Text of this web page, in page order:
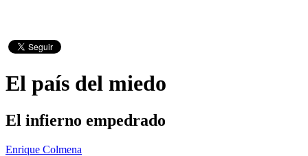
El país del miedo
El infierno empedrado
Enrique Colmena